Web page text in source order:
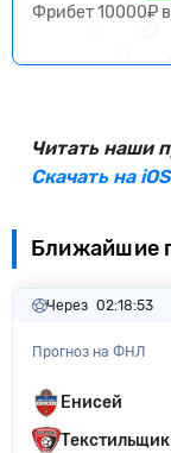
Фрибет 10000₽
Читать наши
Скачать на iOS
Ближайшие
Через 02:18:52
Прогноз на ФНЛ
Енисей
Текстильщик